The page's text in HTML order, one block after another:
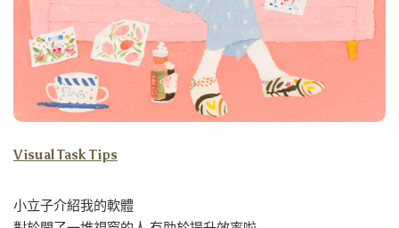
Visual Task Tips
小立子介紹我的軟體